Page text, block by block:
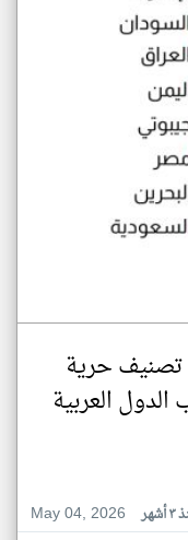
تصنيف حرية
العربية
May 04, 2026